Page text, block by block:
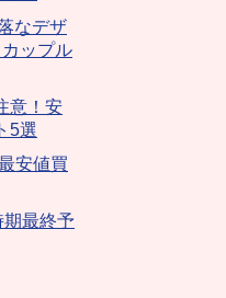
なデザ
ップル
意！安
5選
安値買
期最終予